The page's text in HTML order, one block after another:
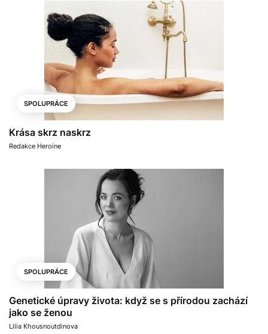
SPOLUPRÁCE
Krása skrz naskrz
Redakce Heroine
SPOLUPRÁCE
Genetické úpravy života: když se s přírodou zachází
jako se ženou
Lilia Khousnoutdinova